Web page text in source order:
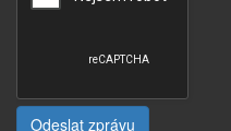
Odeslat zprávu